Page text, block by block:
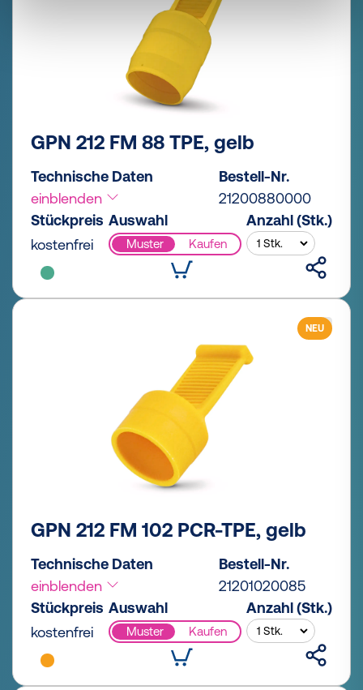
GPN 212 FM 88 TPE, gelb
Technische Daten
einblenden
Bestell-Nr.
21200880000
Stückpreis
kostenfrei
Auswahl
Muster Kaufen
Anzahl (Stk.)
NEU
GPN 212 FM 102 PCR-TPE, gelb
Technische Daten
einblenden
Bestell-Nr.
21201020085
Stückpreis
kostenfrei
Auswahl
Muster Kaufen
Anzahl (Stk.)